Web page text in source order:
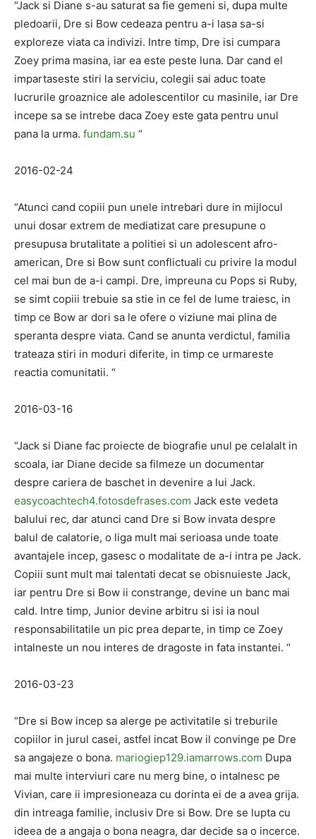
“Jack si Diane s-au saturat sa fie gemeni si, dupa multe
pledoarii, Dre si Bow cedeaza pentru a-i lasa sa-si
exploreze viata ca indivizi. Intre timp, Dre isi cumpara
Zoey prima masina, iar ea este peste luna. Dar cand el
impartaseste stiri la serviciu, colegii sai aduc toate
lucrurile groaznice ale adolescentilor cu masinile, iar Dre
incepe sa se intrebe daca Zoey este gata pentru unul
pana la urma. fundam.su “
2016-02-24
“Atunci cand copiii pun unele intrebari dure in mijlocul
unui dosar extrem de mediatizat care presupune o
presupusa brutalitate a politiei si un adolescent afro-
american, Dre si Bow sunt conflictuali cu privire la modul
cel mai bun de a-i campi. Dre, impreuna cu Pops si Ruby,
se simt copiii trebuie sa stie in ce fel de lume traiesc, in
timp ce Bow ar dori sa le ofere o viziune mai plina de
speranta despre viata. Cand se anunta verdictul, familia
trateaza stiri in moduri diferite, in timp ce urmareste
reactia comunitatii. “
2016-03-16
“Jack si Diane fac proiecte de biografie unul pe celalalt in
scoala, iar Diane decide sa filmeze un documentar
despre cariera de baschet in devenire a lui Jack.
easycoachtech4.fotosdefrases.com Jack este vedeta
balului rec, dar atunci cand Dre si Bow invata despre
balul de calatorie, o liga mult mai serioasa unde toate
avantajele incep, gasesc o modalitate de a-i intra pe Jack.
Copiii sunt mult mai talentati decat se obisnuieste Jack,
iar pentru Dre si Bow ii constrange, devine un banc mai
cald. Intre timp, Junior devine arbitru si isi ia noul
responsabilitatile un pic prea departe, in timp ce Zoey
intalneste un nou interes de dragoste in fata instantei. “
2016-03-23
“Dre si Bow incep sa alerge pe activitatile si treburile
copiilor in jurul casei, astfel incat Bow il convinge pe Dre
sa angajeze o bona. mariogiep129.iamarrows.com Dupa
mai multe interviuri care nu merg bine, o intalnesc pe
Vivian, care ii impresioneaza cu dorinta ei de a avea grija.
din intreaga familie, inclusiv Dre si Bow. Dre se lupta cu
ideea de a angaja o bona neagra, dar decide sa o incerce.